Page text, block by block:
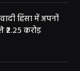
हिंसा में अपनों
₹2.25 करोड़